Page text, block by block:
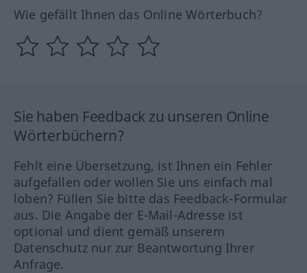
Wie gefällt Ihnen das Online Wörterbuch?
Sie haben Feedback zu unseren Online
Wörterbüchern?
Fehlt eine Übersetzung, ist Ihnen ein Fehler
aufgefallen oder wollen Sie uns einfach mal
loben? Füllen Sie bitte das Feedback-Formular
aus. Die Angabe der E-Mail-Adresse ist
optional und dient gemäß unserem
Datenschutz nur zur Beantwortung Ihrer
Anfrage.